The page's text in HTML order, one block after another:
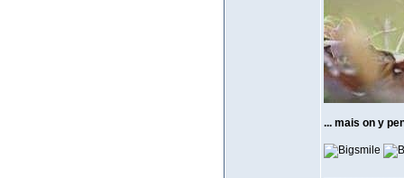
... mais on y